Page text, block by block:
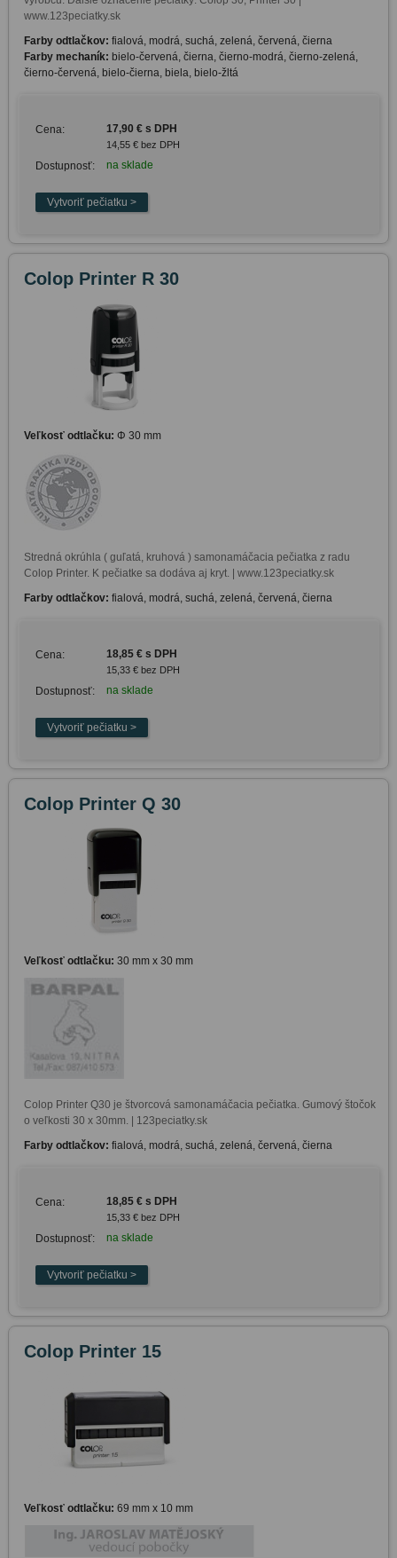
www.123peciatky.sk
Farby odtlačkov: fialová, modrá, suchá, zelená, červená, čierna
Farby mechaník: bielo-červená, čierna, čierno-modrá, čierno-zelená,
čierno-červená, bielo-čierna, biela, bielo-žltá
Cena: 17,90 € s DPH
14,55 € bez DPH
Dostupnosť: na sklade
Colop Printer R 30
Veľkosť odtlačku: Φ 30 mm
Stredná okrúhla ( guľatá, kruhová ) samonamáčacia pečiatka z radu
Colop Printer. K pečiatke sa dodáva aj kryt. | www.123peciatky.sk
Farby odtlačkov: fialová, modrá, suchá, zelená, červená, čierna
Cena: 18,85 € s DPH
15,33 € bez DPH
Dostupnosť: na sklade
Colop Printer Q 30
Veľkosť odtlačku: 30 mm x 30 mm
Colop Printer Q30 je štvorcová samonamáčacia pečiatka. Gumový štočok
o veľkosti 30 x 30mm. | 123peciatky.sk
Farby odtlačkov: fialová, modrá, suchá, zelená, červená, čierna
Cena: 18,85 € s DPH
15,33 € bez DPH
Dostupnosť: na sklade
Colop Printer 15
Veľkosť odtlačku: 69 mm x 10 mm